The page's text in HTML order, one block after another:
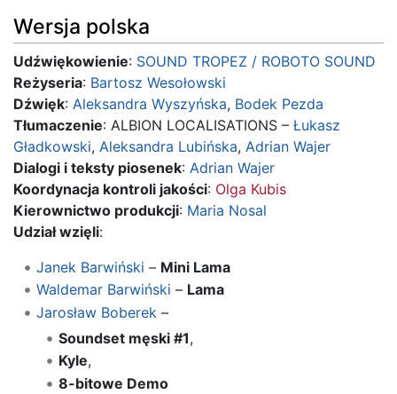
Wersja polska
Udźwiękowienie: SOUND TROPEZ / ROBOTO SOUND
Reżyseria: Bartosz Wesołowski
Dźwięk: Aleksandra Wyszyńska, Bodek Pezda
Tłumaczenie: ALBION LOCALISATIONS – Łukasz
Gładkowski, Aleksandra Lubińska, Adrian Wajer
Dialogi i teksty piosenek: Adrian Wajer
Koordynacja kontroli jakości: Olga Kubis
Kierownictwo produkcji: Maria Nosal
Udział wzięli:
Janek Barwiński – Mini Lama
Waldemar Barwiński – Lama
Jarosław Boberek –
Soundset męski #1,
Kyle,
8-bitowe Demo